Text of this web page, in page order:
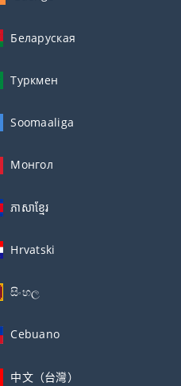
Беларуская
Туркмен
Soomaaliga
Монгол
ភាសាខ្មែរ
Hrvatski
සිංහල
Cebuano
中文（台灣）